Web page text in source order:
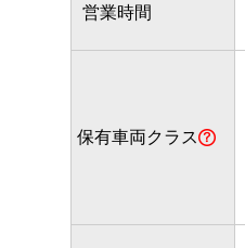
営業時間
保有車両クラス